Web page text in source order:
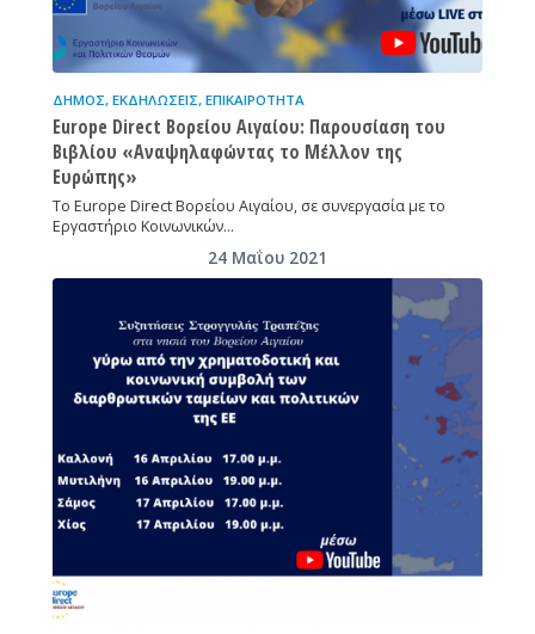
ΔΉΜΟΣ, ΕΚΔΗΛΏΣΕΙΣ, ΕΠΙΚΑΙΡΌΤΗΤΑ
Europe Direct Βορείου Αιγαίου: Παρουσίαση του
Βιβλίου «Αναψηλαφώντας το Μέλλον της
Ευρώπης»
Το Europe Direct Βορείου Αιγαίου, σε συνεργασία με το
Εργαστήριο Κοινωνικών…
24 Μαΐου 2021